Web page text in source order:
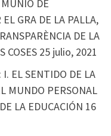
DE
GRA DE LA PALLA,
DE LA
COSES 25 julio, 2021
I. EL SENTIDO DE LA
MUNDO PERSONAL
LA EDUCACIÓN 16